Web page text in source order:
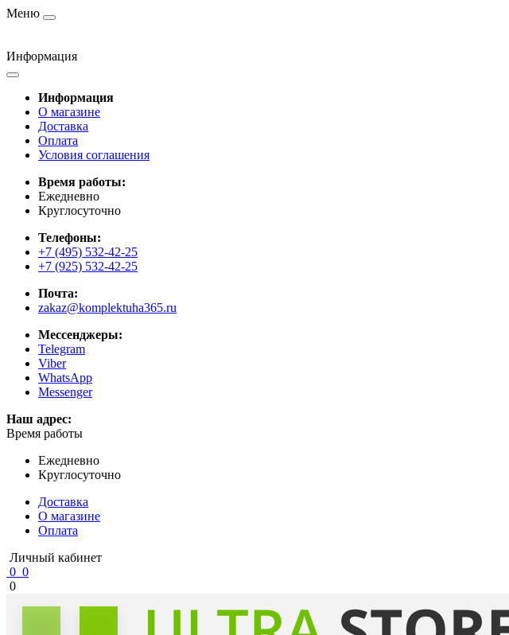
Меню
Информация
Информация
О магазине
Доставка
Оплата
Условия соглашения
Время работы:
Ежедневно
Круглосуточно
Телефоны:
+7 (495) 532-42-25
+7 (925) 532-42-25
Почта:
zakaz@komplektuha365.ru
Мессенджеры:
Telegram
Viber
WhatsApp
Messenger
Наш адрес:
Время работы
Ежедневно
Круглосуточно
Доставка
О магазине
Оплата
Личный кабинет
0 0
0